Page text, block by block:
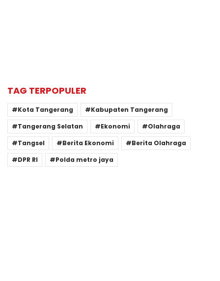
TAG TERPOPULER
Kota Tangerang
Kabupaten Tangerang
Tangerang Selatan
Ekonomi
Olahraga
Tangsel
Berita Ekonomi
Berita Olahraga
DPR RI
Polda metro jaya